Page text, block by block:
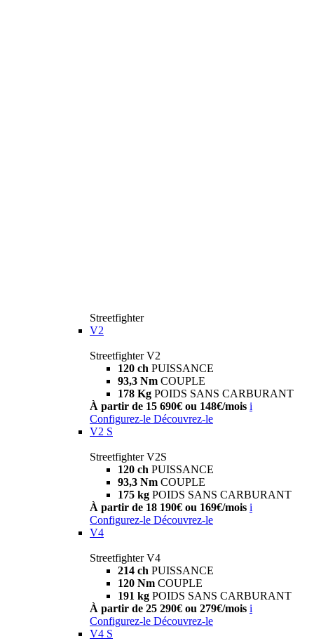
Streetfighter
V2
Streetfighter V2
120 ch PUISSANCE
93,3 Nm COUPLE
178 Kg POIDS SANS CARBURANT
À partir de 15 690€ ou 148€/mois i
Configurez-le Découvrez-le
V2 S
Streetfighter V2S
120 ch PUISSANCE
93,3 Nm COUPLE
175 kg POIDS SANS CARBURANT
À partir de 18 190€ ou 169€/mois i
Configurez-le Découvrez-le
V4
Streetfighter V4
214 ch PUISSANCE
120 Nm COUPLE
191 kg POIDS SANS CARBURANT
À partir de 25 290€ ou 279€/mois i
Configurez-le Découvrez-le
V4 S